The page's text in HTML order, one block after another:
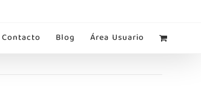
Contacto Blog Área Usuario